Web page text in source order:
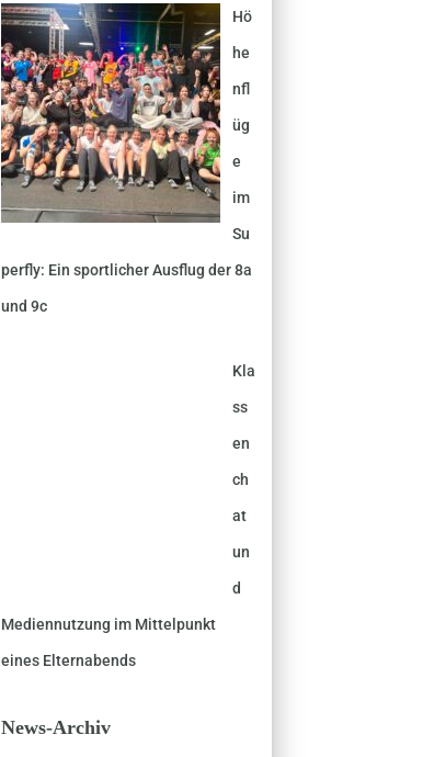
Hö
he
nfl
üg
e
im
Su
perfly: Ein sportlicher Ausflug der 8a
und 9c
Kla
ss
en
ch
at
un
d
Mediennutzung im Mittelpunkt
eines Elternabends
News-Archiv